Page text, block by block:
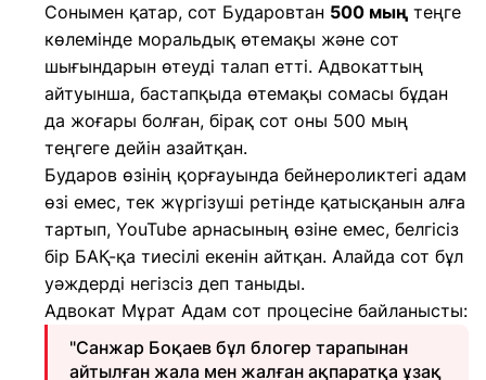
Сонымен қатар, сот Бударовтан 500 мың теңге
көлемінде моральдық өтемақы және сот
шығындарын өтеуді талап етті. Адвокаттың
айтуынша, бастапқыда өтемақы сомасы бұдан
да жоғары болған, бірақ сот оны 500 мың
теңгеге дейін азайтқан.
Бударов өзінің қорғауында бейнероликтегі адам
өзі емес, тек жүргізуші ретінде қатысқанын алға
тартып, YouTube арнасының өзіне емес, белгісіз
бір БАҚ-қа тиесілі екенін айтқан. Алайда сот бұл
уәждерді негізсіз деп таныды.
Адвокат Мұрат Адам сот процесіне байланысты:
"Санжар Боқаев бұл блогер тарапынан
айтылған жала мен жалған ақпаратқа ұзақ